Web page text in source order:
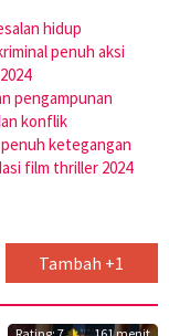
hidup
penuh aksi
pengampunan
konflik
ketegangan
film thriller 2024
Tambah +1